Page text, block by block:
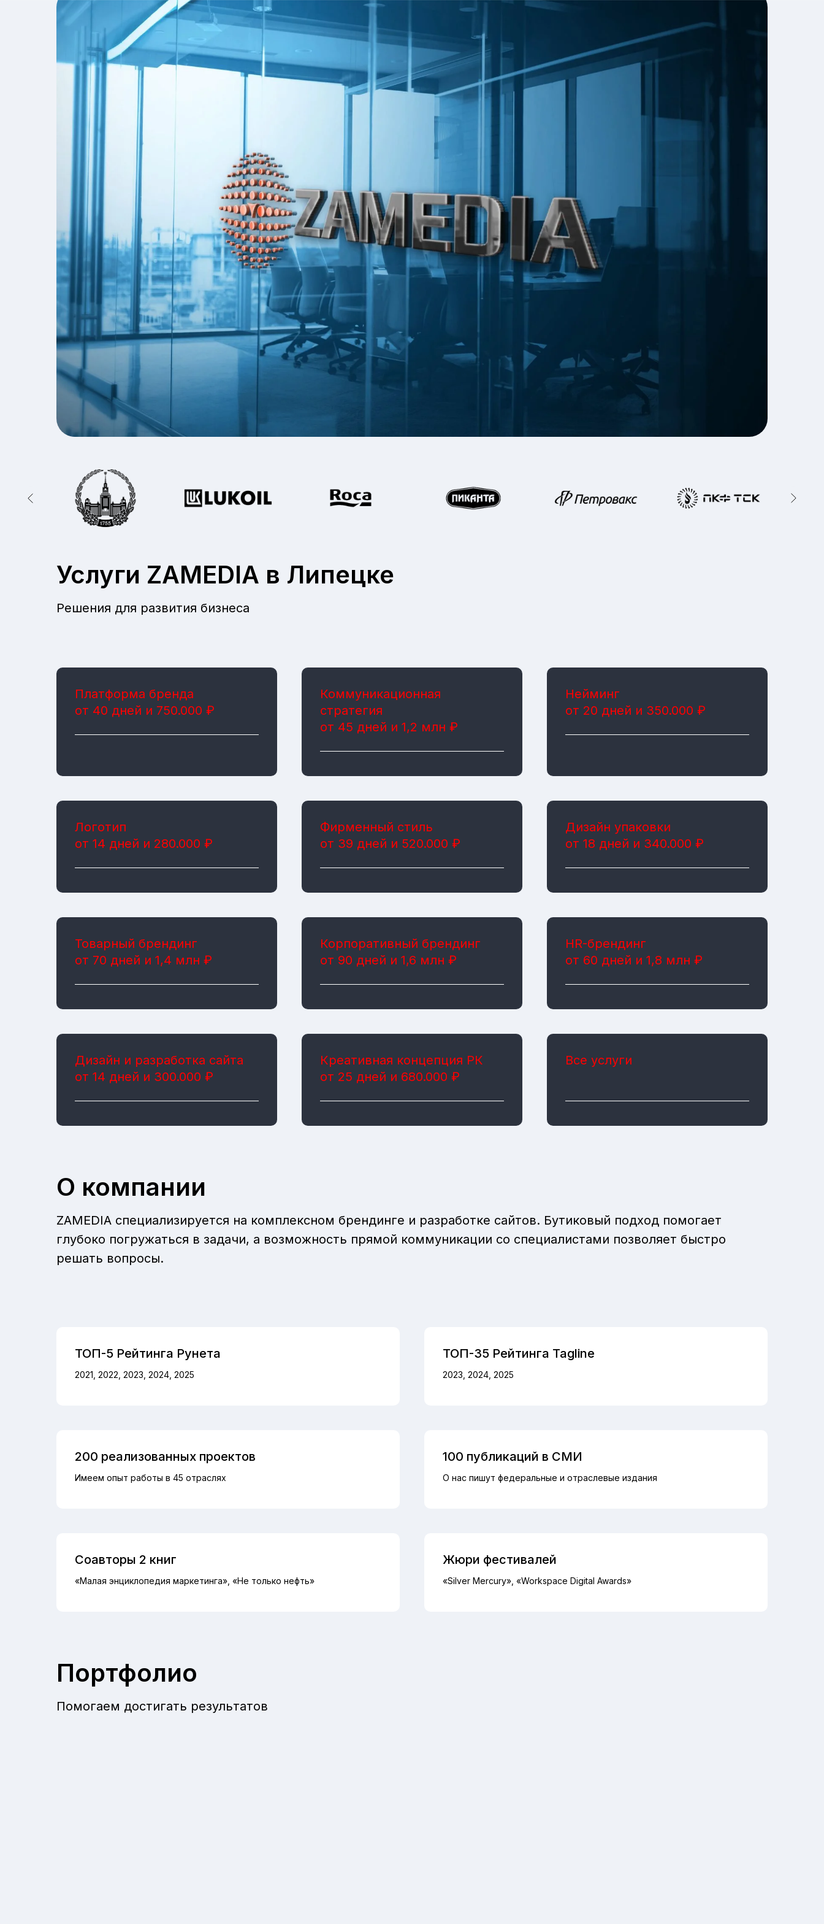
Услуги ZAMEDIA в Липецке
Решения для развития бизнеса
Платформа бренда
от 40 дней и 750.000 ₽
Коммуникационная
стратегия
от 45 дней и 1,2 млн ₽
Нейминг
от 20 дней и 350.000 ₽
Логотип
от 14 дней и 280.000 ₽
Фирменный стиль
от 39 дней и 520.000 ₽
Дизайн упаковки
от 18 дней и 340.000 ₽
Товарный брендинг
от 70 дней и 1,4 млн ₽
Корпоративный брендинг
от 90 дней и 1,6 млн ₽
HR-брендинг
от 60 дней и 1,8 млн ₽
Дизайн и разработка сайта
от 14 дней и 300.000 ₽
Креативная концепция РК
от 25 дней и 680.000 ₽
Все услуги
О компании
ZAMEDIA специализируется на комплексном брендинге и разработке сайтов. Бутиковый подход помогает
глубоко погружаться в задачи, а возможность прямой коммуникации со специалистами позволяет быстро
решать вопросы.
ТОП-5 Рейтинга Рунета
2021, 2022, 2023, 2024, 2025
ТОП-35 Рейтинга Tagline
2023, 2024, 2025
200 реализованных проектов
Имеем опыт работы в 45 отраслях
100 публикаций в СМИ
О нас пишут федеральные и отраслевые издания
Соавторы 2 книг
«Малая энциклопедия маркетинга», «Не только нефть»
Жюри фестивалей
«Silver Mercury», «Workspace Digital Awards»
Портфолио
Помогаем достигать результатов